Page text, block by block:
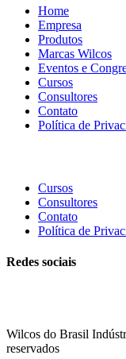
Home
Empresa
Produtos
Marcas Wilcos
Eventos e
Cursos
Consultores
Contato
Política de
Cursos
Consultores
Contato
Política de
Redes sociais
Wilcos do Brasil
reservados